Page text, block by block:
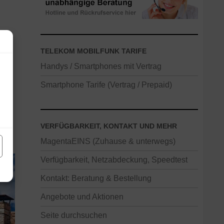
TELEKOM MOBILFUNK TARIFE
Handys / Smartphones mit Vertrag
Smartphone Tarife (Vertrag / Prepaid)
VERFÜGBARKEIT, KONTAKT UND MEHR
MagentaEINS (Zuhause & unterwegs)
Verfügbarkeit, Netzabdeckung, Speedtest
Kontakt: Beratung & Bestellung
Angebote und Aktionen
Seite durchsuchen